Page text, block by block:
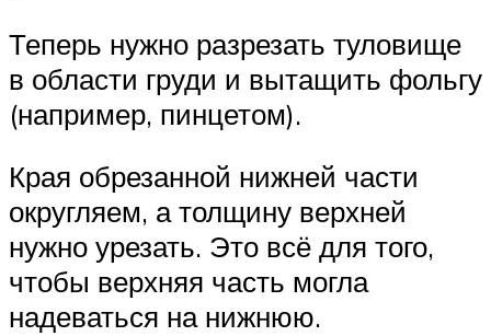
Теперь нужно разрезать туловище
в области груди и вытащить фольгу
(например, пинцетом).
Края обрезанной нижней части
округляем, а толщину верхней
нужно урезать. Это всё для того,
чтобы верхняя часть могла
надеваться на нижнюю.